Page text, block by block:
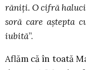
răniți. O cifră
soră care aștepta
iubită”.
Aflăm că în toată